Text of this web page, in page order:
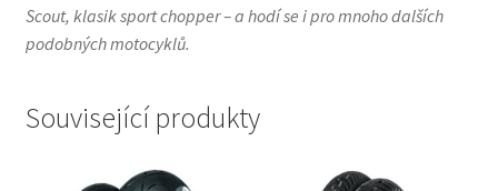
Scout, klasik sport chopper – a hodí se i pro mnoho dalších
podobných motocyklů.
Související produkty